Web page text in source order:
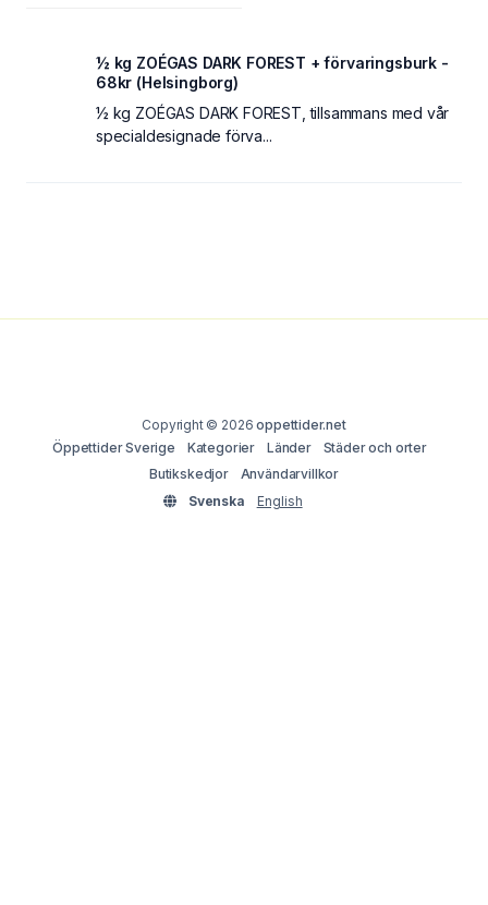
½ kg ZOÉGAS DARK FOREST + förvaringsburk -
68kr (Helsingborg)
½ kg ZOÉGAS DARK FOREST, tillsammans med vår
specialdesignade förva...
Copyright © 2026oppettider.net
Öppettider Sverige
Kategorier Länder
Städer och orter
Butikskedjor
Användarvillkor
Svenska
English